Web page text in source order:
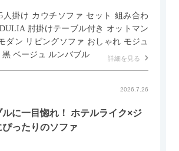
人掛け カウチソファ セット 組み合わ
肘掛けテーブル付き オットマン
ダン リビングソファ おしゃれ モジュ
ベージュ ルンバブル
詳細を見る
2026.7.26
に一目惚れ！ ホテルライク×ジ
ったりのソファ